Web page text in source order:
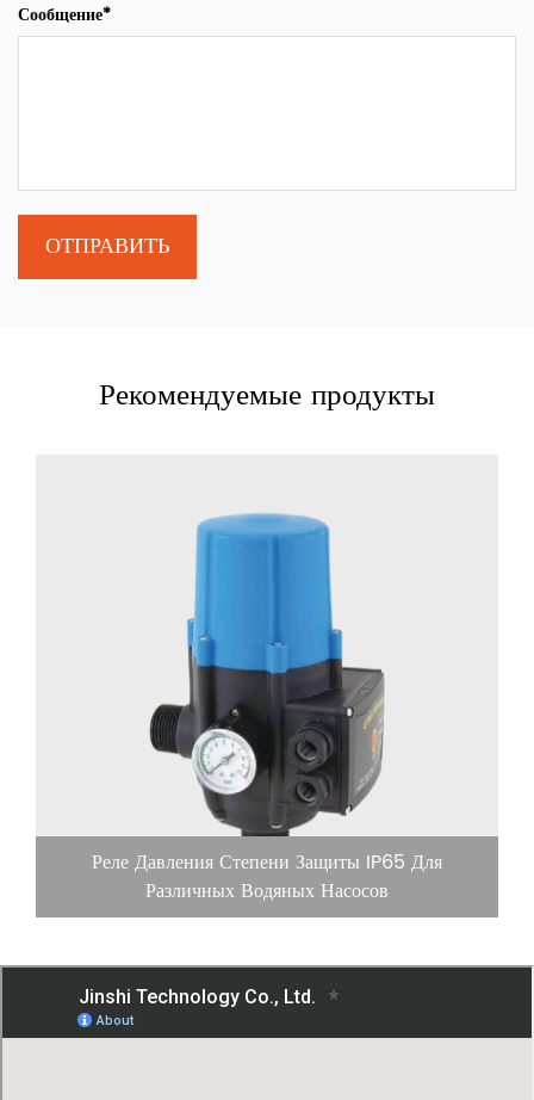
Сообщение*
Рекомендуемые продукты
Реле Давления Степени Защиты IP65 Для
Различных Водяных Насосов